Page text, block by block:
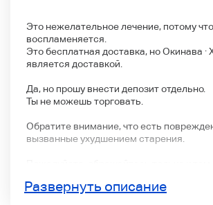
Это нежелательное лечение, потому
воспламеняется.
Это бесплатная доставка, но Окинава ·
является доставкой.
Да, но прошу внести депозит отдельно.
Ты не можешь торговать.
Обратите внимание, что есть
вызванные ухудшением старения.
Пожалуйста, не делайте ставки, если вы
Развернуть описание